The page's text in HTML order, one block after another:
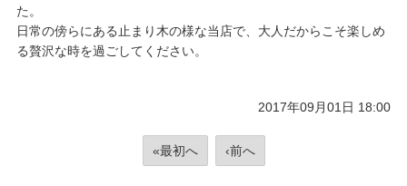
た。
日常の傍らにある止まり木の様な当店で、大人だからこそ楽しめ
る贅沢な時を過ごしてください。
2017年09月01日 18:00
«最初へ ‹前へ